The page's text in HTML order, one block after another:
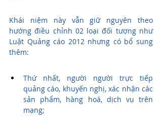
Khái niệm này vẫn giữ nguyên theo
hướng điều chỉnh 02 loại đối tượng như
Luật Quảng cáo 2012 nhưng có bổ sung
thêm:
Thứ nhất, người người trực tiếp
quảng cáo, khuyến nghị, xác nhận các
sản phẩm, hàng hoá, dịch vụ trên
mạng;